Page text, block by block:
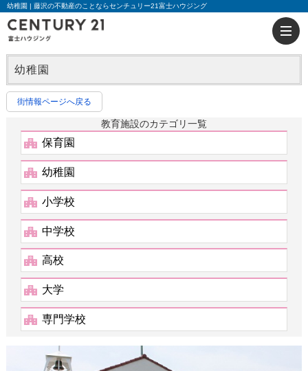
幼稚園 | 藤沢の不動産のことならセンチュリー21富士ハウジング
幼稚園
街情報ページへ戻る
教育施設のカテゴリ一覧
保育園
幼稚園
小学校
中学校
高校
大学
専門学校